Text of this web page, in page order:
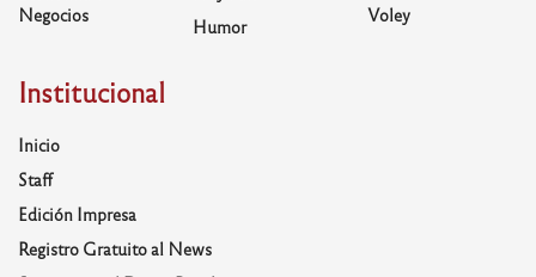
Negocios
Humor
Voley
Institucional
Inicio
Staff
Edición Impresa
Registro Gratuito al News